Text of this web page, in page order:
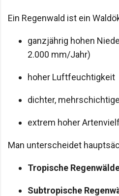
Ein Regenwald ist ein
ganzjährig hohen
2.000 mm/Jahr)
hoher Luftfeuchtigkeit
dichter,
extrem hoher
Man unterscheidet
Tropische
Subtropische